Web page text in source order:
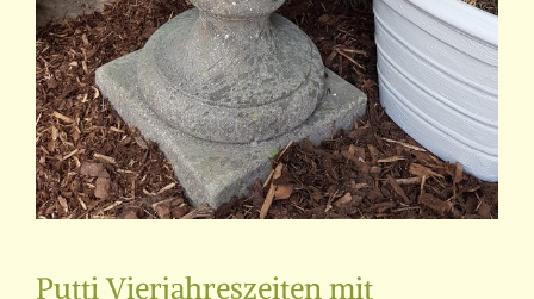
Putti Vierjahreszeiten mit